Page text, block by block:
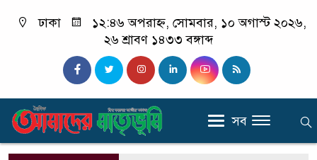
ঢাকা
১২:৪৬ অপরাহ্ন, সোমবার, ১০ অগাস্ট ২০২৬,
২৬ শ্রাবণ ১৪৩৩ বঙ্গাব্দ
সব